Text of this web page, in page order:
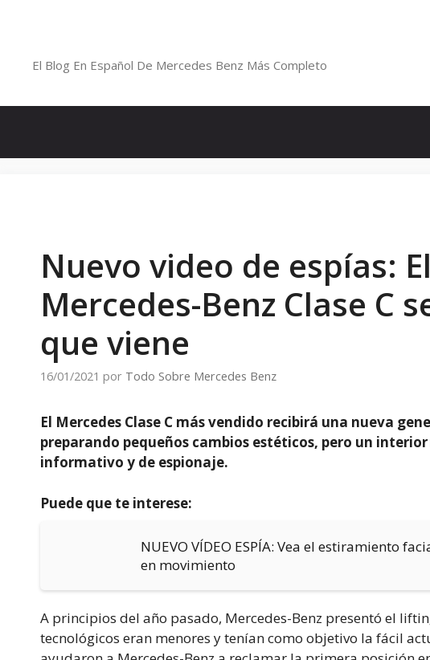
El Blog En Español De Mercedes Benz Más Completo
Nuevo video de espías:
Mercedes-Benz Clase C
que viene
16/01/2021 por Todo Sobre Mercedes Benz
El Mercedes Clase C más vendido recibirá una nueva
preparando pequeños cambios estéticos, pero un
informativo y de espionaje.
Puede que te interese:
NUEVO VÍDEO ESPÍA: Vea el estiramiento
en movimiento
A principios del año pasado, Mercedes-Benz presentó el
tecnológicos eran menores y tenían como objetivo la fácil